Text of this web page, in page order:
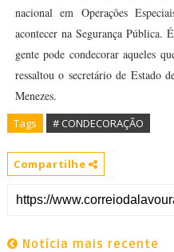
nacional em Operações
acontecer na Segurança Pública.
gente pode condecorar aqueles
ressaltou o secretário de Estado
Menezes.
Tags # CONDECORAÇÃO
Compartilhe
Notícia mais recente